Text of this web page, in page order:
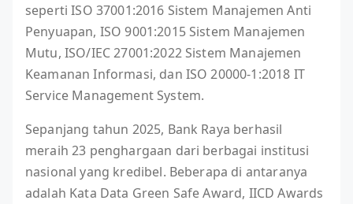
seperti ISO 37001:2016 Sistem Manajemen Anti
Penyuapan, ISO 9001:2015 Sistem Manajemen
Mutu, ISO/IEC 27001:2022 Sistem Manajemen
Keamanan Informasi, dan ISO 20000-1:2018 IT
Service Management System.
Sepanjang tahun 2025, Bank Raya berhasil
meraih 23 penghargaan dari berbagai institusi
nasional yang kredibel. Beberapa di antaranya
adalah Kata Data Green Safe Award, IICD Awards